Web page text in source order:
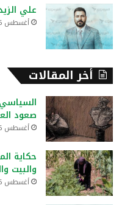
علي
أغسطس 6, 2026
أخر المقالات
صعود
أغسطس 6, 2026
حكاية
والبيت
أغسطس 6, 2026